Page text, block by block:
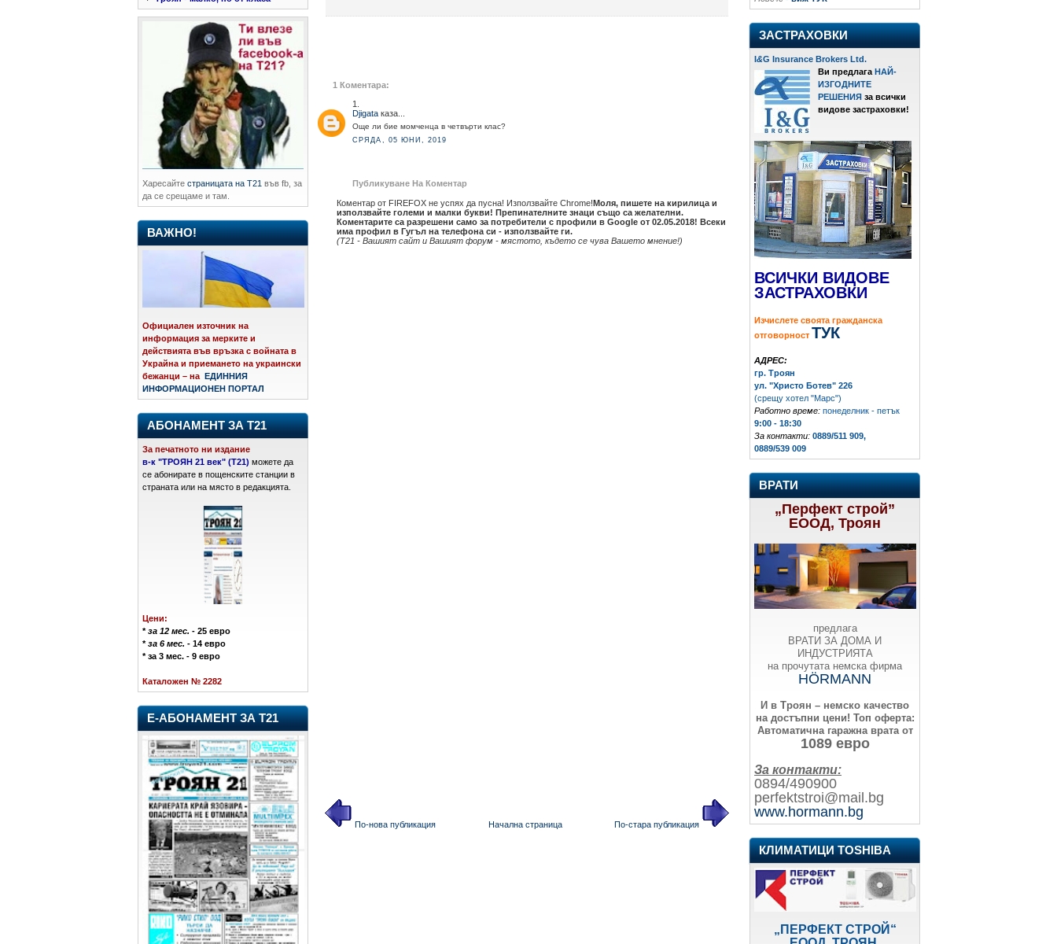
Харесайте страницата на Т21 във fb, за
да се срещаме и там.
ВАЖНО!
Официален източник на
информация за мерките и
действията във връзка с войната в
Украйна и приемането на украински
бежанци – на ЕДИННИЯ
ИНФОРМАЦИОНЕН ПОРТАЛ
АБОНАМЕНТ ЗА Т21
За печатното ни издание
в-к "ТРОЯН 21 век" (Т21) можете да
се абонирате в пощенските станции в
страната или на място в редакцията.
Цени:
*за 12 мес. - 25 евро
*за 6 мес. - 14 евро
* за 3 мес. - 9 евро
Каталожен № 2282
Е-АБОНАМЕНТ ЗА Т21
1 Коментара:
1.
Djigata каза...
Още ли бие момченца в четвърти клас?
СРЯДА, 05 ЮНИ, 2019
Публикуване На Коментар
Коментар от FIREFOX не успях да пусна! Използвайте Chrome! Моля, пишете на кирилица и
използвайте големи и малки букви! Препинателните знаци също са желателни.
Коментарите са разрешени само за потребители с профили в Google от 02.05.2018! Всеки
има профил в Гугъл на телефона си - използвайте ги.
(Т21 - Вашият сайт и Вашият форум - мястото, където се чува Вашето мнение!)
По-нова публикация По-стара публикация
Начална страница
ЗАСТРАХОВКИ
I&G Insurance Brokers Ltd.
Ви предлага НАЙ-
ИЗГОДНИТЕ
РЕШЕНИЯ за всички
видове застраховки!
ВСИЧКИ ВИДОВЕ
ЗАСТРАХОВКИ
Изчислете своята гражданска
отговорност ТУК
АДРЕС:
гр. Троян
ул. "Христо Ботев" 226
(срещу хотел "Марс")
Работно време: понеделник - петък
9:00 - 18:30
За контакти: 0889/511 909,
0889/539 009
ВРАТИ
„Перфект строй”
ЕООД, Троян
предлага
ВРАТИ ЗА ДОМА И
ИНДУСТРИЯТА
на прочутата немска фирма
HÖRMANN
И в Троян – немско качество
на достъпни цени! Топ оферта:
Автоматична гаражна врата от
1089 евро
За контакти:
0894/490900
perfektstroi@mail.bg
www.hormann.bg
КЛИМАТИЦИ TOSHIBA
„ПЕРФЕКТ СТРОЙ“